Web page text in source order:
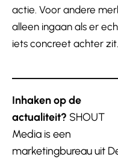
actie. Voor andere
alleen ingaan als er
iets concreet achter zit.
Inhaken op de
actualiteit? SHOUT
Media is een
marketingbureau uit